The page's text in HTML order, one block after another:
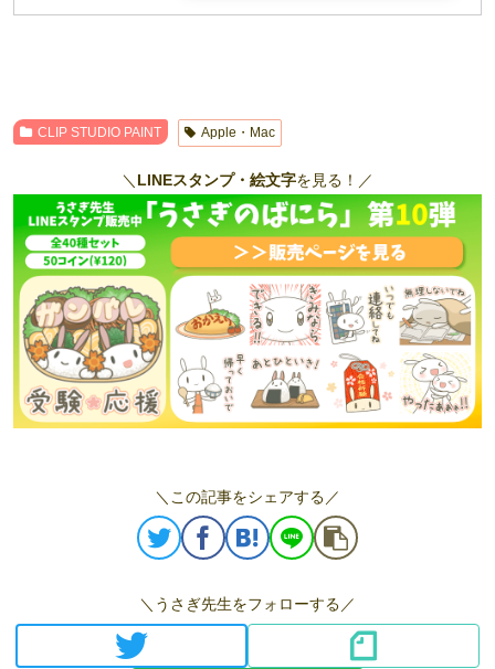
CLIP STUDIO PAINT Apple・Mac
＼ LINEスタンプ・絵文字を見る！／
＼この記事をシェアする／
＼うさぎ先生をフォローする／